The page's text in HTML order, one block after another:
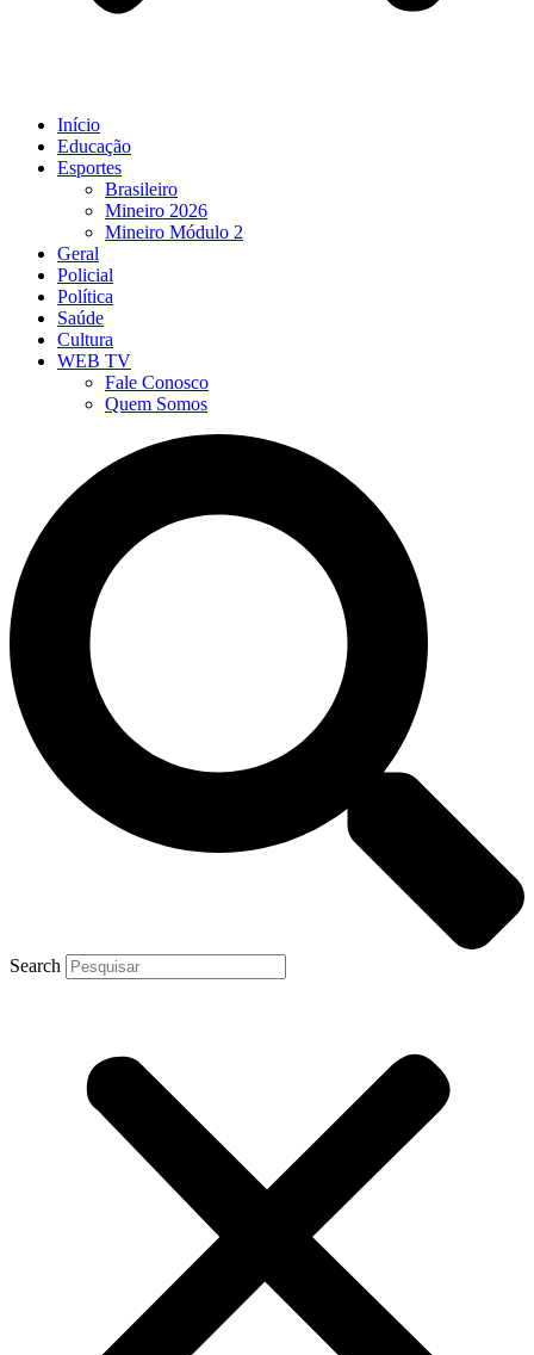
Início
Educação
Esportes
Brasileiro
Mineiro 2026
Mineiro Módulo 2
Geral
Policial
Política
Saúde
Cultura
WEB TV
Fale Conosco
Quem Somos
Search